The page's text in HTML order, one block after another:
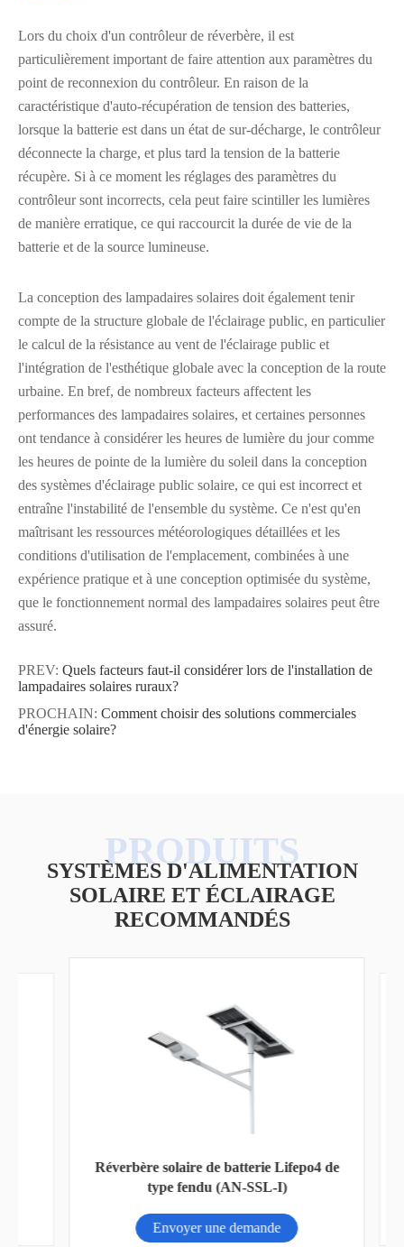
Lors du choix d'un contrôleur de réverbère, il est
particulièrement important de faire attention aux paramètres du
point de reconnexion du contrôleur. En raison de la
caractéristique d'auto-récupération de tension des batteries,
lorsque la batterie est dans un état de sur-décharge, le contrôleur
déconnecte la charge, et plus tard la tension de la batterie
récupère. Si à ce moment les réglages des paramètres du
contrôleur sont incorrects, cela peut faire scintiller les lumières
de manière erratique, ce qui raccourcit la durée de vie de la
batterie et de la source lumineuse.
La conception des lampadaires solaires doit également tenir
compte de la structure globale de l'éclairage public, en particulier
le calcul de la résistance au vent de l'éclairage public et
l'intégration de l'esthétique globale avec la conception de la route
urbaine. En bref, de nombreux facteurs affectent les
performances des lampadaires solaires, et certaines personnes
ont tendance à considérer les heures de lumière du jour comme
les heures de pointe de la lumière du soleil dans la conception
des systèmes d'éclairage public solaire, ce qui est incorrect et
entraîne l'instabilité de l'ensemble du système. Ce n'est qu'en
maîtrisant les ressources météorologiques détaillées et les
conditions d'utilisation de l'emplacement, combinées à une
expérience pratique et à une conception optimisée du système,
que le fonctionnement normal des lampadaires solaires peut être
assuré.
PREV: Quels facteurs faut-il considérer lors de l'installation de
lampadaires solaires ruraux?
PROCHAIN: Comment choisir des solutions commerciales
d'énergie solaire?
SYSTÈMES D'ALIMENTATION
SOLAIRE ET ÉCLAIRAGE
RECOMMANDÉS
Réverbère solaire de batterie Lifepo4 de
type fendu (AN-SSL-I)
Envoyer une demande